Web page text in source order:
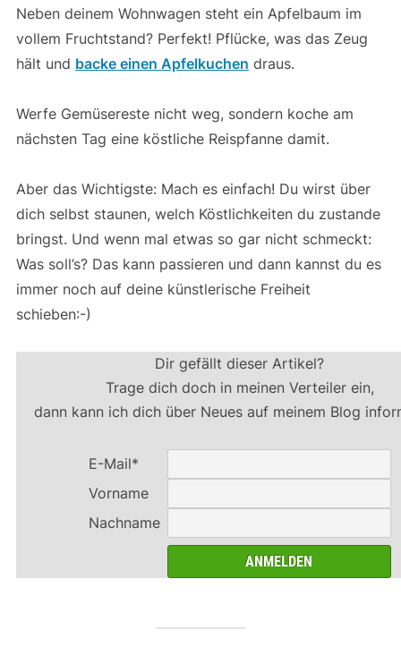
Neben deinem Wohnwagen steht ein Apfelbaum im
vollem Fruchtstand? Perfekt! Pflücke, was das Zeug
hält und backe einen Apfelkuchen draus.
Werfe Gemüsereste nicht weg, sondern koche am
nächsten Tag eine köstliche Reispfanne damit.
Aber das Wichtigste: Mach es einfach! Du wirst über
dich selbst staunen, welch Köstlichkeiten du zustande
bringst. Und wenn mal etwas so gar nicht schmeckt:
Was soll’s? Das kann passieren und dann kannst du es
immer noch auf deine künstlerische Freiheit
schieben:-)
Dir gefällt dieser Artikel?
Trage dich doch in meinen Verteiler ein,
dann kann ich dich über Neues auf meinem Blog
E-Mail*
Vorname
Nachname